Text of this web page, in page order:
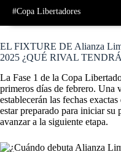
#Copa Libertadores
EL FIXTURE DE Alianza
2025 ¿QUÉ RIVAL TENDRÁ
La Fase 1 de la Copa
primeros días de febrero. Una
establecerán las fechas
estar preparado para iniciar su
avanzar a la siguiente etapa.